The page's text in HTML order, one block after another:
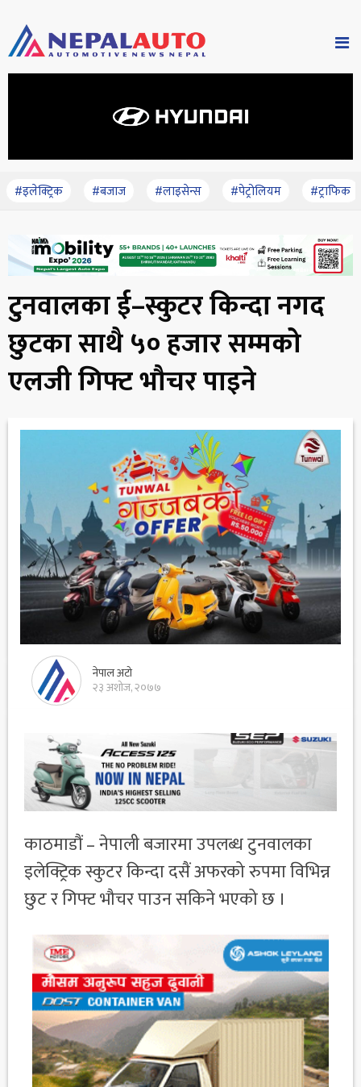
#इलेक्ट्रिक #बजाज #लाइसेन्स #पेट्रोलियम #ट्राफिक
टुनवालका ई–स्कुटर किन्दा नगद
छुटका साथै ५० हजार सम्मको
एलजी गिफ्ट भौचर पाइने
नेपाल अटो
२३ अशोज, २०७७
काठमाडौं – नेपाली बजारमा उपलब्ध टुनवालका
इलेक्ट्रिक स्कुटर किन्दा दसैं अफरको रुपमा विभिन्न
छुट र गिफ्ट भौचर पाउन सकिने भएको छ ।